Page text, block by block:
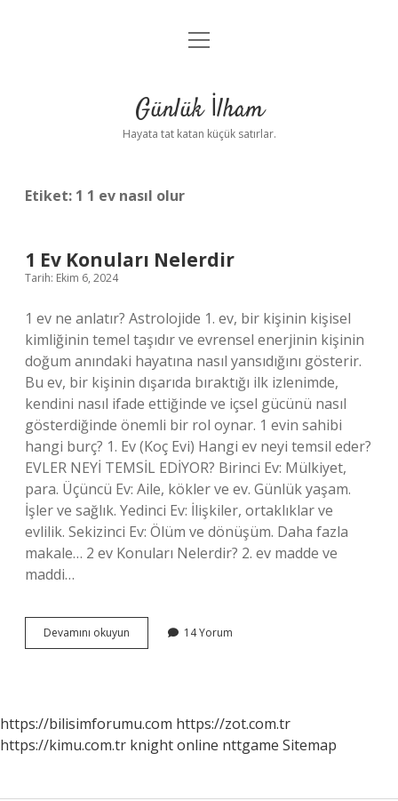
Anasayfa
Yasal Uyarı
menüyü
Günlük İlham
Hayata tat katan küçük satırlar.
Etiket: 1 1 ev nasıl olur
1 Ev Konuları Nelerdir
Tarih: Ekim 6, 2024
1 ev ne anlatır? Astrolojide 1. ev, bir kişinin kişisel
kimliğinin temel taşıdır ve evrensel enerjinin kişinin
doğum anındaki hayatına nasıl yansıdığını gösterir.
Bu ev, bir kişinin dışarıda bıraktığı ilk izlenimde,
kendini nasıl ifade ettiğinde ve içsel gücünü nasıl
gösterdiğinde önemli bir rol oynar. 1 evin sahibi
hangi burç? 1. Ev (Koç Evi) Hangi ev neyi temsil eder?
EVLER NEYİ TEMSİL EDİYOR? Birinci Ev: Mülkiyet,
para. Üçüncü Ev: Aile, kökler ve ev. Günlük yaşam.
İşler ve sağlık. Yedinci Ev: İlişkiler, ortaklıklar ve
evlilik. Sekizinci Ev: Ölüm ve dönüşüm. Daha fazla
makale… 2 ev Konuları Nelerdir? 2. ev madde ve
maddi…
Devamını okuyun
Ev
14 Yorum
https://bilisimforumu.com https://zot.com.tr
https://kimu.com.tr knight online nttgame Sitemap